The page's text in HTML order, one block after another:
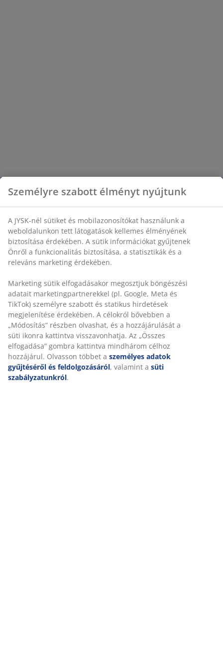
Személyre szabott élményt nyújtunk
A JYSK-nél sütiket és mobilazonosítókat használunk a
weboldalunkon tett látogatások kellemes élményének
biztosítása érdekében. A sütik információkat gyűjtenek
Önről a funkcionalitás biztosítása, a statisztikák és a
releváns marketing érdekében.
Marketing sütik elfogadásakor megosztjuk böngészési
adatait marketingpartnerekkel (pl. Google, Meta és
TikTok) személyre szabott és statikus hirdetések
megjelenítése érdekében. A célokról bővebben a
„Módosítás” részben olvashat, és a hozzájárulását a
süti ikonra kattintva visszavonhatja. Az „Összes
elfogadása” gombra kattintva mindhárom célhoz
hozzájárul. Olvasson többet a személyes adatok
gyűjtéséről és feldolgozásáról, valamint a süti
szabályzatunkról.